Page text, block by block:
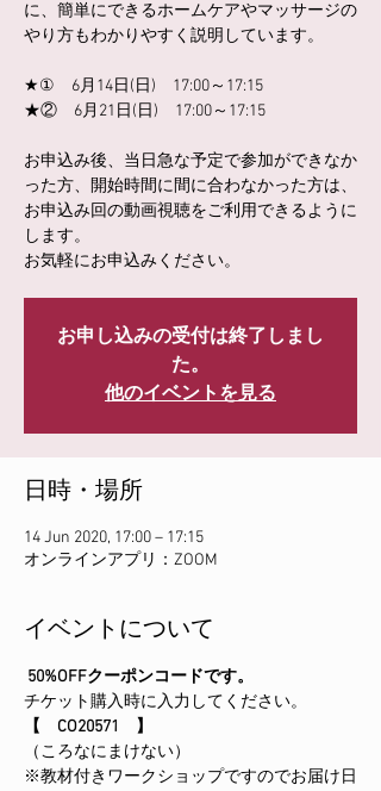
に、簡単にできるホームケアやマッサージの
やり方もわかりやすく説明しています。
★① 6月14日(日) 17:00～17:15
★② 6月21日(日) 17:00～17:15
お申込み後、当日急な予定で参加ができなか
った方、開始時間に間に合わなかった方は、
お申込み回の動画視聴をご利用できるように
します。
お気軽にお申込みください。
お申し込みの受付は終了しまし
た。
他のイベントを見る
日時・場所
14 Jun 2020, 17:00 – 17:15
オンラインアプリ：ZOOM
イベントについて
50%OFFクーポンコードです。
チケット購入時に入力してください。
【　CO20571　】
（ころなにまけない）
※教材付きワークショップですのでお届け日